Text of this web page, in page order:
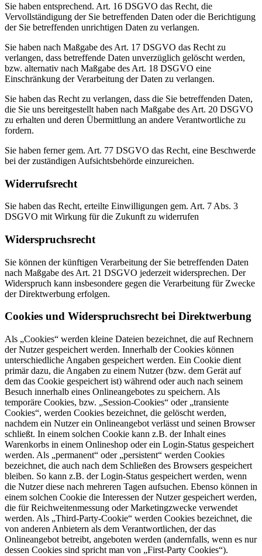
Sie haben entsprechend. Art. 16 DSGVO das Recht, die
Vervollständigung der Sie betreffenden Daten oder die Berichtigung
der Sie betreffenden unrichtigen Daten zu verlangen.
Sie haben nach Maßgabe des Art. 17 DSGVO das Recht zu
verlangen, dass betreffende Daten unverzüglich gelöscht werden,
bzw. alternativ nach Maßgabe des Art. 18 DSGVO eine
Einschränkung der Verarbeitung der Daten zu verlangen.
Sie haben das Recht zu verlangen, dass die Sie betreffenden Daten,
die Sie uns bereitgestellt haben nach Maßgabe des Art. 20 DSGVO
zu erhalten und deren Übermittlung an andere Verantwortliche zu
fordern.
Sie haben ferner gem. Art. 77 DSGVO das Recht, eine Beschwerde
bei der zuständigen Aufsichtsbehörde einzureichen.
Widerrufsrecht
Sie haben das Recht, erteilte Einwilligungen gem. Art. 7 Abs. 3
DSGVO mit Wirkung für die Zukunft zu widerrufen
Widerspruchsrecht
Sie können der künftigen Verarbeitung der Sie betreffenden Daten
nach Maßgabe des Art. 21 DSGVO jederzeit widersprechen. Der
Widerspruch kann insbesondere gegen die Verarbeitung für Zwecke
der Direktwerbung erfolgen.
Cookies und Widerspruchsrecht bei Direktwerbung
Als „Cookies“ werden kleine Dateien bezeichnet, die auf Rechnern
der Nutzer gespeichert werden. Innerhalb der Cookies können
unterschiedliche Angaben gespeichert werden. Ein Cookie dient
primär dazu, die Angaben zu einem Nutzer (bzw. dem Gerät auf
dem das Cookie gespeichert ist) während oder auch nach seinem
Besuch innerhalb eines Onlineangebotes zu speichern. Als
temporäre Cookies, bzw. „Session-Cookies“ oder „transiente
Cookies“, werden Cookies bezeichnet, die gelöscht werden,
nachdem ein Nutzer ein Onlineangebot verlässt und seinen Browser
schließt. In einem solchen Cookie kann z.B. der Inhalt eines
Warenkorbs in einem Onlineshop oder ein Login-Status gespeichert
werden. Als „permanent“ oder „persistent“ werden Cookies
bezeichnet, die auch nach dem Schließen des Browsers gespeichert
bleiben. So kann z.B. der Login-Status gespeichert werden, wenn
die Nutzer diese nach mehreren Tagen aufsuchen. Ebenso können in
einem solchen Cookie die Interessen der Nutzer gespeichert werden,
die für Reichweitenmessung oder Marketingzwecke verwendet
werden. Als „Third-Party-Cookie“ werden Cookies bezeichnet, die
von anderen Anbietern als dem Verantwortlichen, der das
Onlineangebot betreibt, angeboten werden (andernfalls, wenn es nur
dessen Cookies sind spricht man von „First-Party Cookies“).